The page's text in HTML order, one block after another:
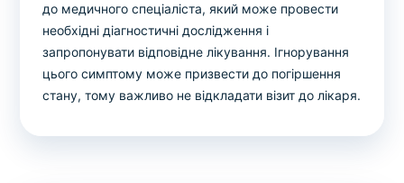
до медичного спеціаліста, який може провести
необхідні діагностичні дослідження і
запропонувати відповідне лікування. Ігнорування
цього симптому може призвести до погіршення
стану, тому важливо не відкладати візит до лікаря.